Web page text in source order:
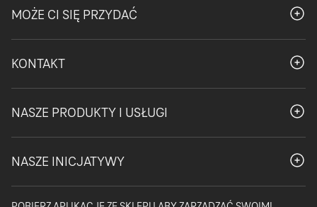
MOŻE CI SIĘ PRZYDAĆ
KONTAKT
NASZE PRODUKTY I USŁUGI
NASZE INICJATYWY